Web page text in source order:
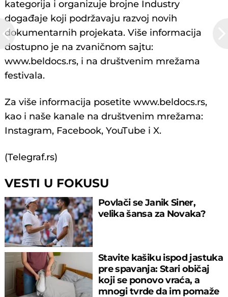
kategorija i organizuje brojne Industry
događaje koji podržavaju razvoj novih
dokumentarnih projekata. Više informacija
dostupno je na zvaničnom sajtu:
www.beldocs.rs, i na društvenim mrežama
festivala.
Za više informacija posetite www.beldocs.rs,
kao i naše kanale na društvenim mrežama:
Instagram, Facebook, YouTube i X.
(Telegraf.rs)
VESTI U FOKUSU
Povlači se Janik Siner,
velika šansa za Novaka?
Stavite kašiku ispod jastuka
pre spavanja: Stari običaj
koji se ponovo vraća, a
mnogi tvrde da im pomaže